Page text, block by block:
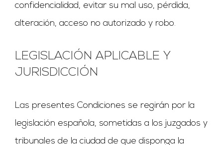
confidencialidad, evitar su mal uso, pérdida,
alteración, acceso no autorizado y robo.
LEGISLACIÓN APLICABLE Y
JURISDICCIÓN
Las presentes Condiciones se regirán por la
legislación española, sometidas a los juzgados y
tribunales de la ciudad de que disponga la